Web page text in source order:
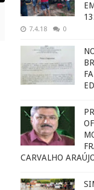
7.4.18 0
CARVALHO